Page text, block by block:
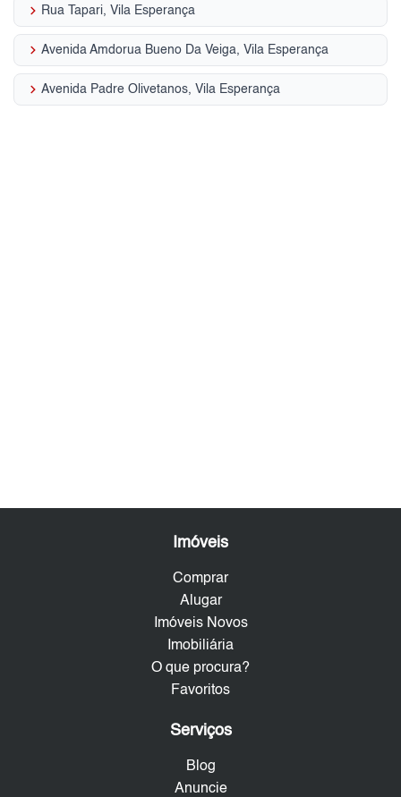
keyboard_arrow_right Rua Tapari, Vila Esperança
keyboard_arrow_right Avenida Amdorua Bueno Da Veiga, Vila Esperança
keyboard_arrow_right Avenida Padre Olivetanos, Vila Esperança
Imóveis
Comprar
Alugar
Imóveis Novos
Imobiliária
O que procura?
Favoritos
Serviços
Blog
Anuncie